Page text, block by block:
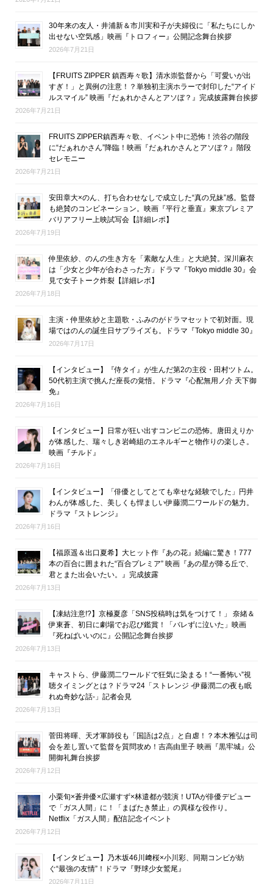
30年来の友人・井浦新＆市川実和子が夫婦役に「私たちにしか
出せない空気感」映画『トロフィー』公開記念舞台挨拶
2026年7月21日
【FRUITS ZIPPER 鎮西寿々歌】清水崇監督から「可愛いが出
すぎ！」と異例の注意！？単独初主演ホラーで封印した“アイド
ルスマイル” 映画『だぁれかさんとアソぼ？』完成披露舞台挨拶
2026年7月21日
FRUITS ZIPPER鎮西寿々歌、イベント中に恐怖！渋谷の階段
に“だぁれかさん”降臨！映画『だぁれかさんとアソぼ？』階段
セレモニー
2026年7月21日
安田章大×のん、打ち合わせなしで成立した“真の兄妹”感。監督
も絶賛のコンビネーション。映画『平行と垂直』東京プレミア
バリアフリー上映試写会【詳細レポ】
2026年7月19日
仲里依紗、のんの生き方を「素敵な人生」と大絶賛。深川麻衣
は「少女と少年が合わさった方」ドラマ『Tokyo middle 30』会
見で女子トーク炸裂【詳細レポ】
2026年7月18日
主演・仲里依紗と主題歌・ふみのがドラマセットで初対面。現
場ではのんの誕生日サプライズも。ドラマ『Tokyo middle 30』
2026年7月17日
【インタビュー】『侍タイ』が生んだ第2の主役・田村ツトム。
50代初主演で挑んだ座長の覚悟。ドラマ『心配無用ノ介 天下御
免』
2026年7月16日
【インタビュー】日常が狂い出すコンビニの恐怖。唐田えりか
が体感した、瑞々しき岩崎組のエネルギーと物作りの楽しさ。
映画『チルド』
2026年7月16日
【インタビュー】「俳優としてとても幸せな経験でした」円井
わんが体感した、美しくも悍ましい伊藤潤二ワールドの魅力。
ドラマ『ストレンジ』
2026年7月16日
【福原遥＆出口夏希】大ヒット作『あの花』続編に驚き！777
本の百合に囲まれた“百合プレミア” 映画『あの星が降る丘で、
君とまた出会いたい。』完成披露
2026年7月13日
【凍結注意!?】京極夏彦「SNS投稿時は気をつけて！」 奈緒＆
伊東蒼、初日に劇場でお忍び鑑賞！「バレずに泣いた」映画
『死ねばいいのに』公開記念舞台挨拶
2026年7月13日
キャストら、伊藤潤二ワールドで狂気に染まる！“一番怖い”視
聴タイミングとは？ドラマ24「ストレンジ -伊藤潤二の夜も眠
れぬ奇妙な話-」記者会見
2026年7月13日
菅田将暉、天才軍師役も「国語は2点」と自虐！？本木雅弘は司
会を差し置いて監督を質問攻め！吉高由里子 映画『黒牢城』公
開御礼舞台挨拶
2026年7月12日
小栗旬×蒼井優×広瀬すず×林遣都が競演！UTAが俳優デビュー
で「ガス人間」に！「まばたき禁止」の異様な役作り。
Netflix「ガス人間」配信記念イベント
2026年7月12日
【インタビュー】乃木坂46川﨑桜×小川彩、同期コンビが紡
ぐ“最強の友情”！ドラマ『野球少女鷲尾』
2026年7月11日